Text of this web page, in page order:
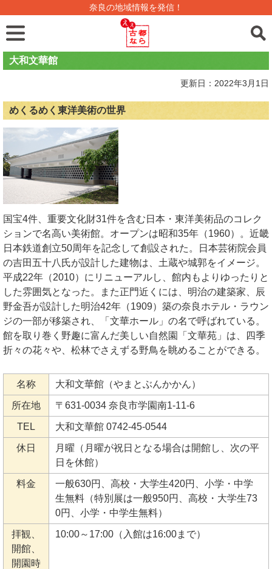
奈良の地域情報を発信！
大和文華館
更新日：2022年3月1日
めくるめく東洋美術の世界
国宝4件、重要文化財31件を含む日本・東洋美術品のコレク
ションで名高い美術館。オープンは昭和35年（1960）。近畿
日本鉄道創立50周年を記念して創設された。日本芸術院会員
の吉田五十八氏が設計した建物は、土蔵や城郭をイメージ。
平成22年（2010）にリニューアルし、館内もよりゆったりと
した雰囲気となった。また正門近くには、明治の建築家、辰
野金吾が設計した明治42年（1909）築の奈良ホテル・ラウン
ジの一部が移築され、「文華ホール」の名で呼ばれている。
館を取り巻く野趣に富んだ美しい自然園「文華苑」は、四季
折々の花々や、松林でさえずる野鳥を眺めることができる。
名称 大和文華館（やまとぶんかかん）
所在地 〒631-0034 奈良市学園南1-11-6
TEL 大和文華館 0742-45-0544
休日
月曜（月曜が祝日となる場合は開館し、次の平
日を休館）
料金
一般630円、高校・大学生420円、小学・中学
生無料（特別展は一般950円、高校・大学生73
0円、小学・中学生無料）
拝観、
開館、
開園時
10:00～17:00（入館は16:00まで）